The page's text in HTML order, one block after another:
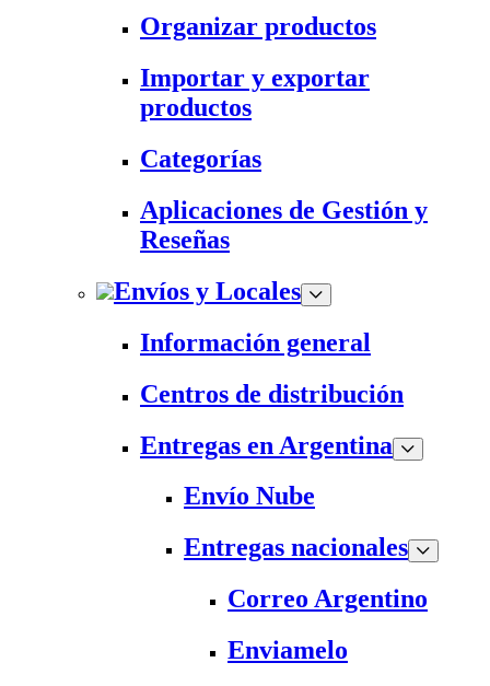
Organizar productos
Importar y exportar
productos
Categorías
Aplicaciones de Gestión y
Reseñas
Envíos y Locales
Información general
Centros de distribución
Entregas en Argentina
Envío Nube
Entregas nacionales
Correo Argentino
Enviamelo